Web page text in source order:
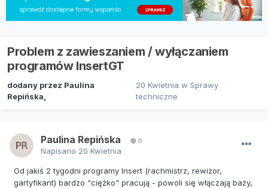
Problem z zawieszaniem / wyłączaniem
programów InsertGT
dodany przez Paulina
Repińska
20 Kwietnia wSprawy
techniczne
Paulina Repińska 0
Napisano 20 Kwietnia
Od jakiś 2 tygodni programy Insert (rachmistrz, rewizor,
gartyfikant) bardzo "ciężko" pracują - powoli się włączają bazy,